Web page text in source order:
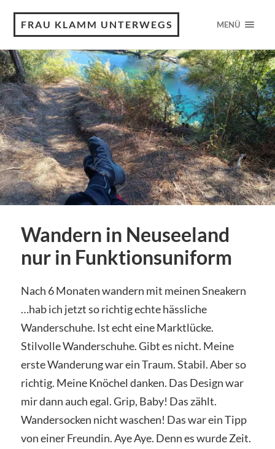
FRAU KLAMM UNTERWEGS MENÜ
Wandern in Neuseeland
nur in Funktionsuniform
Nach 6 Monaten wandern mit meinen Sneakern
…hab ich jetzt so richtig echte hässliche
Wanderschuhe. Ist echt eine Marktlücke.
Stilvolle Wanderschuhe. Gibt es nicht. Meine
erste Wanderung war ein Traum. Stabil. Aber so
richtig. Meine Knöchel danken. Das Design war
mir dann auch egal. Grip, Baby! Das zählt.
Wandersocken nicht waschen! Das war ein Tipp
von einer Freundin. Aye Aye. Denn es wurde Zeit.